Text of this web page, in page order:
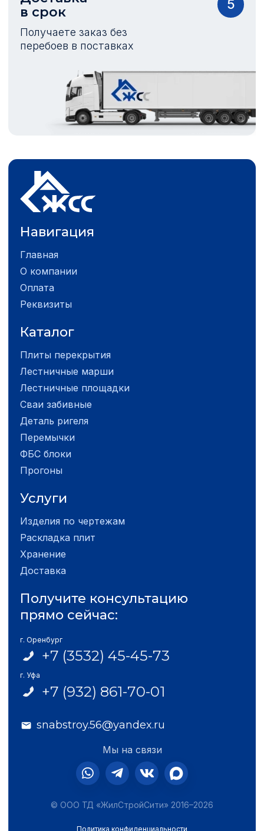
в срок
Получаете заказ без
перебоев в поставках
5
Навигация
Главная
О компании
Оплата
Реквизиты
Каталог
Плиты перекрытия
Лестничные марши
Лестничные площадки
Сваи забивные
Деталь ригеля
Перемычки
ФБС блоки
Прогоны
Услуги
Изделия по чертежам
Раскладка плит
Хранение
Доставка
Получите консультацию
прямо сейчас:
г. Оренбург
+7 (3532) 45-45-73
г. Уфа
+7 (932) 861-70-01
snabstroy.56@yandex.ru
Мы на связи
© ООО ТД «ЖилСтройСити» 2016–2026
Политика конфиденциальности